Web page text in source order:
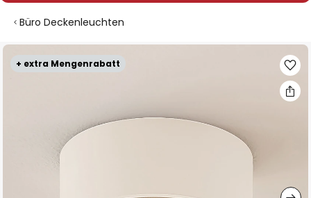
Büro Deckenleuchten
+ extra Mengenrabatt
Zum
Ende